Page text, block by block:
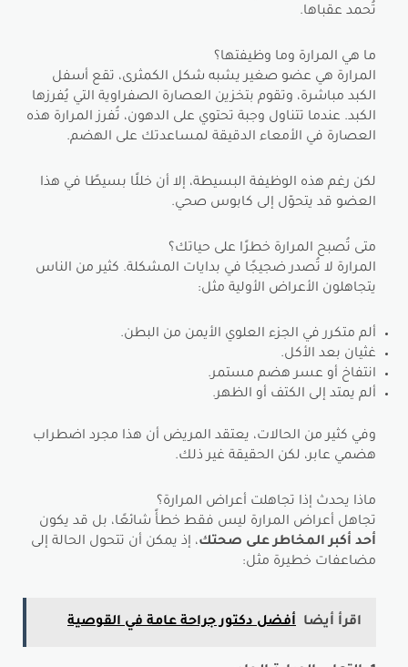
تُحمد عقباها.
ما هي المرارة وما وظيفتها؟
المرارة هي عضو صغير يشبه شكل الكمثرى، تقع أسفل
الكبد مباشرة، وتقوم بتخزين العصارة الصفراوية التي يُفرزها
الكبد. عندما تتناول وجبة تحتوي على الدهون، تُفرز المرارة هذه
العصارة في الأمعاء الدقيقة لمساعدتك على الهضم.
لكن رغم هذه الوظيفة البسيطة، إلا أن خللًا بسيطًا في هذا
العضو قد يتحوّل إلى كابوس صحي.
متى تُصبح المرارة خطرًا على حياتك؟
المرارة لا تُصدر ضجيجًا في بدايات المشكلة. كثير من الناس
يتجاهلون الأعراض الأولية مثل:
ألم متكرر في الجزء العلوي الأيمن من البطن.
غثيان بعد الأكل.
انتفاخ أو عسر هضم مستمر.
ألم يمتد إلى الكتف أو الظهر.
وفي كثير من الحالات، يعتقد المريض أن هذا مجرد اضطراب
هضمي عابر، لكن الحقيقة غير ذلك.
ماذا يحدث إذا تجاهلت أعراض المرارة؟
تجاهل أعراض المرارة ليس فقط خطأً شائعًا، بل قد يكون
أحد أكبر المخاطر على صحتك، إذ يمكن أن تتحول الحالة إلى
مضاعفات خطيرة مثل:
اقرأ أيضا أفضل دكتور جراحة عامة في القوصية